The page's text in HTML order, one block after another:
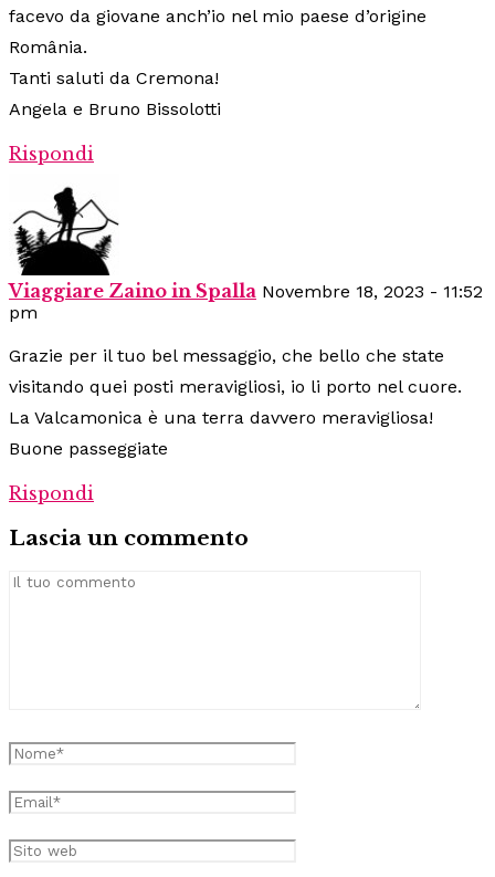
facevo da giovane anch’io nel mio paese d’origine
România.
Tanti saluti da Cremona!
Angela e Bruno Bissolotti
Rispondi
Viaggiare Zaino in Spalla Novembre 18, 2023 - 11:52
pm
Grazie per il tuo bel messaggio, che bello che state
visitando quei posti meravigliosi, io li porto nel cuore.
La Valcamonica è una terra davvero meravigliosa!
Buone passeggiate
Rispondi
Lascia un commento